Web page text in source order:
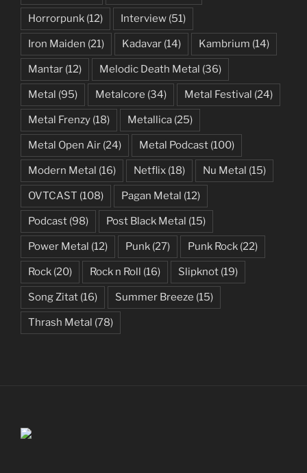
Horrorpunk (12) Interview (51)
Iron Maiden (21) Kadavar (14) Kambrium (14)
Mantar (12) Melodic Death Metal (36)
Metal (95) Metalcore (34) Metal Festival (24)
Metal Frenzy (18) Metallica (25)
Metal Open Air (24) Metal Podcast (100)
Modern Metal (16) Netflix (18) Nu Metal (15)
OVTCAST (108) Pagan Metal (12)
Podcast (98) Post Black Metal (15)
Power Metal (12) Punk (27) Punk Rock (22)
Rock (20) Rock n Roll (16) Slipknot (19)
Song Zitat (16) Summer Breeze (15)
Thrash Metal (78)